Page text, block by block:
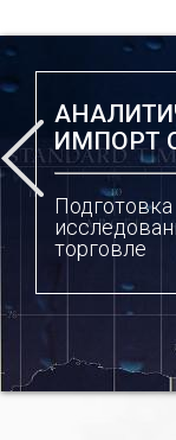
ИМПОРТ
торговле